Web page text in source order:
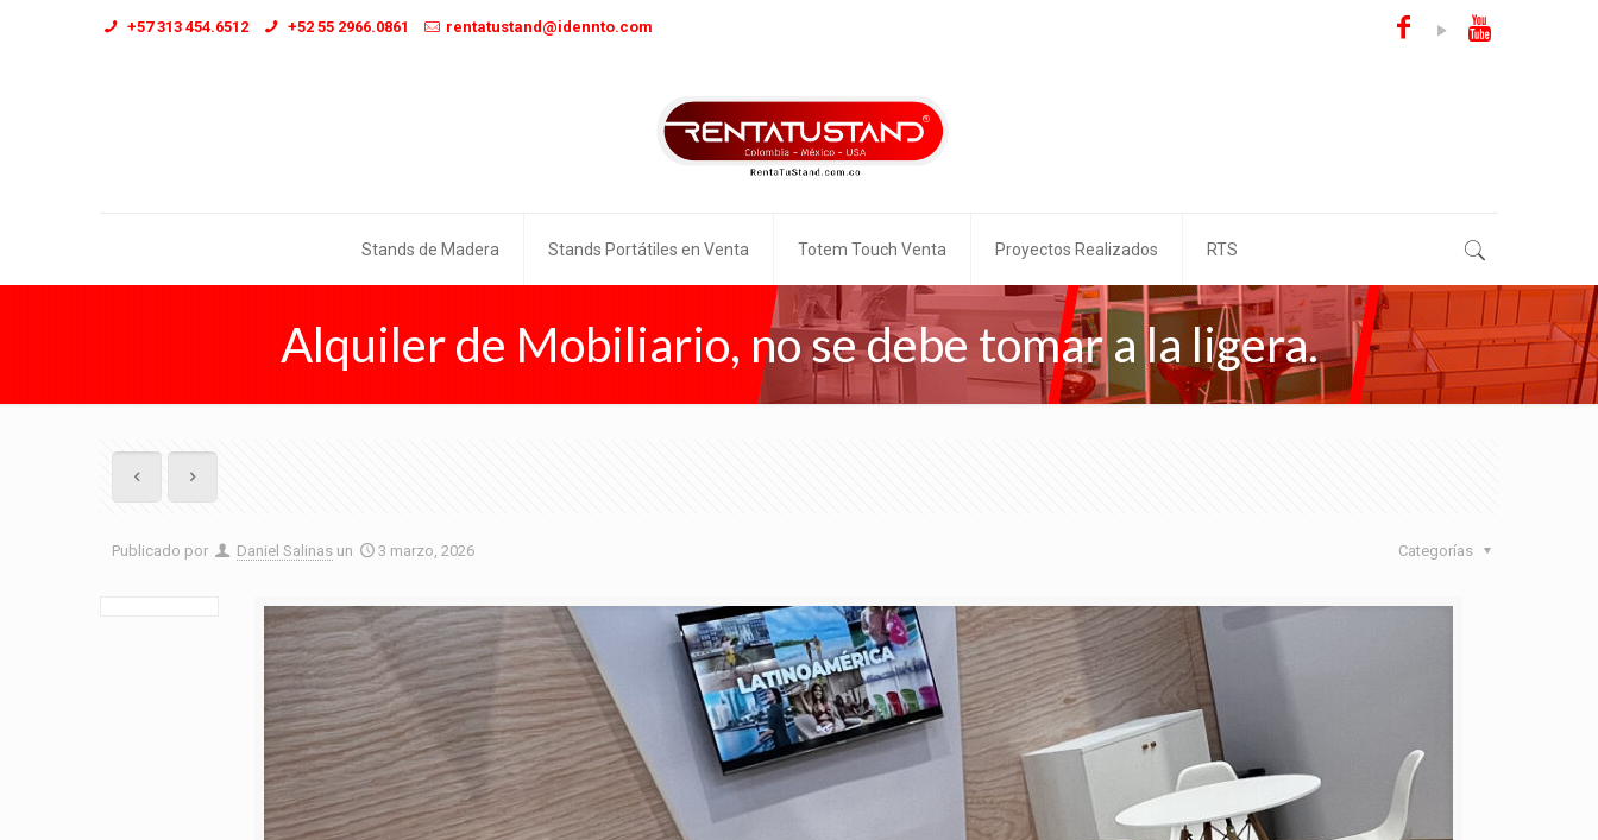
+57 313 454.6512 +52 55 2966.0861 rentatustand@idennto.com
Stands de Madera Stands Portátiles en Venta Totem Touch Venta Proyectos Realizados RTS
Alquiler de Mobiliario, no se debe tomar a la ligera.
Publicado por Daniel Salinas un 3 marzo, 2026 Categorías